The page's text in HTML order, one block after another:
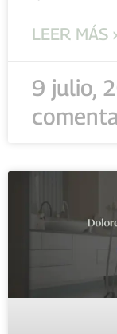
LEER MÁS
9 julio,